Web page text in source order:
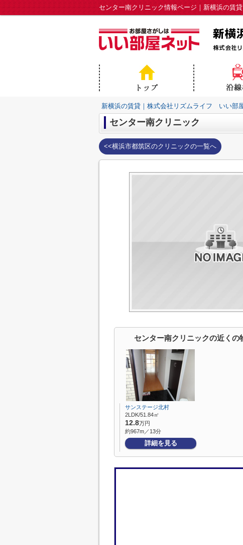
センター南クリニック情報ページ｜新横浜の賃
新横浜の賃貸｜株式会社リズムライフ いい部
センター南クリニック
<<横浜市都筑区のクリニックの一覧へ
センター南クリニックの近くの
サンステージ北村
2LDK/51.84㎡
12.8万円
約967m／13分
詳細を見る